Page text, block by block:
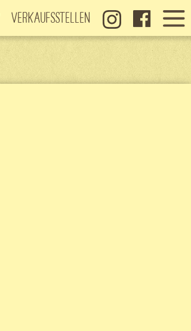
Verkaufsstellen